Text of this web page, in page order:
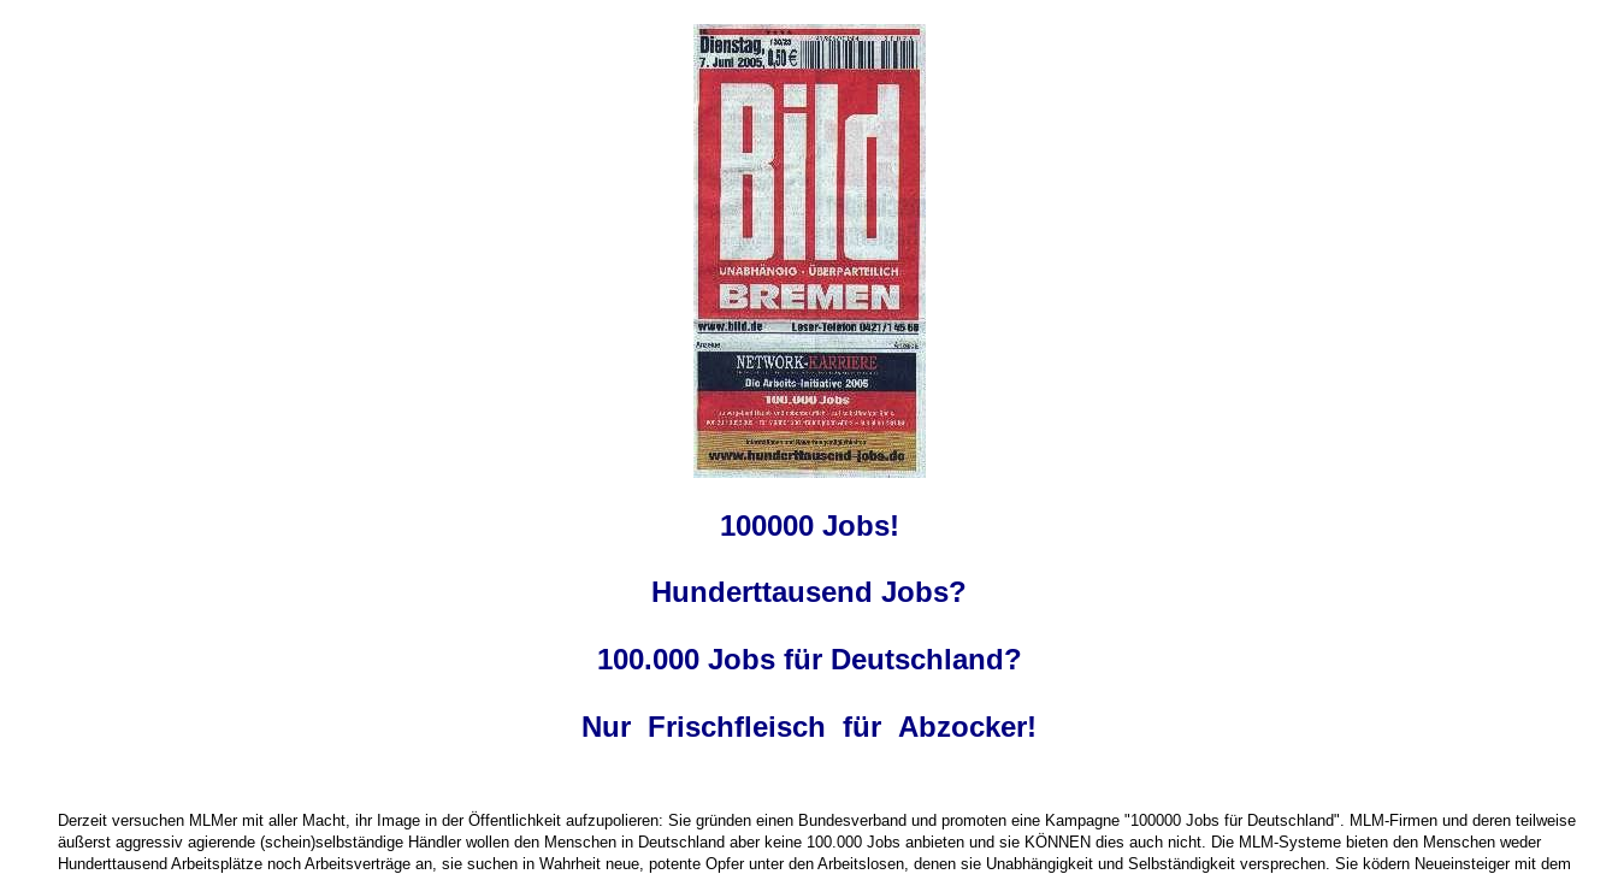
100000 Jobs!
Hunderttausend Jobs?
100.000 Jobs für Deutschland?
Nur Frischfleisch für Abzocker!
Derzeit versuchen MLMer mit aller Macht, ihr Image in der Öffentlichkeit aufzupolieren: Sie gründen einen Bundesverband und promoten eine Kampagne "100000 Jobs für Deutschland". MLM-Firmen und deren teilweise
äußerst aggressiv agierende (schein)selbständige Händler wollen den Menschen in Deutschland aber keine 100.000 Jobs anbieten und sie KÖNNEN dies auch nicht. Die MLM-Systeme bieten den Menschen weder
Hunderttausend Arbeitsplätze noch Arbeitsverträge an, sie suchen in Wahrheit neue, potente Opfer unter den Arbeitslosen, denen sie Unabhängigkeit und Selbständigkeit versprechen. Sie ködern Neueinsteiger mit dem